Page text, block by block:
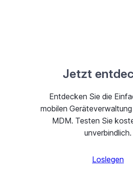
Jetzt
Entdecken Sie die
mobilen
MDM. Testen Sie
unverbindlich.
Loslegen